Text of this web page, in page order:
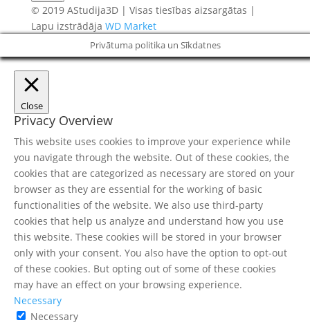
© 2019 AStudija3D | Visas tiesības aizsargātas |
Lapu izstrādāja WD Market
Privātuma politika un Sīkdatnes
Close
Privacy Overview
This website uses cookies to improve your experience while
you navigate through the website. Out of these cookies, the
cookies that are categorized as necessary are stored on your
browser as they are essential for the working of basic
functionalities of the website. We also use third-party
cookies that help us analyze and understand how you use
this website. These cookies will be stored in your browser
only with your consent. You also have the option to opt-out
of these cookies. But opting out of some of these cookies
may have an effect on your browsing experience.
Necessary
Necessary